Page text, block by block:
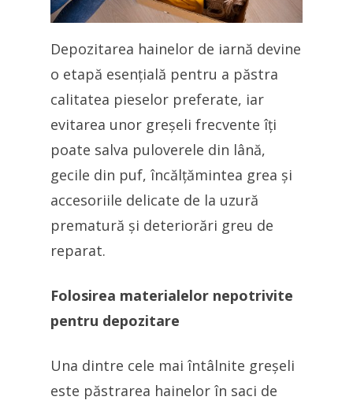
Depozitarea hainelor de iarnă devine
o etapă esențială pentru a păstra
calitatea pieselor preferate, iar
evitarea unor greșeli frecvente îți
poate salva puloverele din lână,
gecile din puf, încălțămintea grea și
accesoriile delicate de la uzură
prematură și deteriorări greu de
reparat.
Folosirea materialelor nepotrivite
pentru depozitare
Una dintre cele mai întâlnite greșeli
este păstrarea hainelor în saci de